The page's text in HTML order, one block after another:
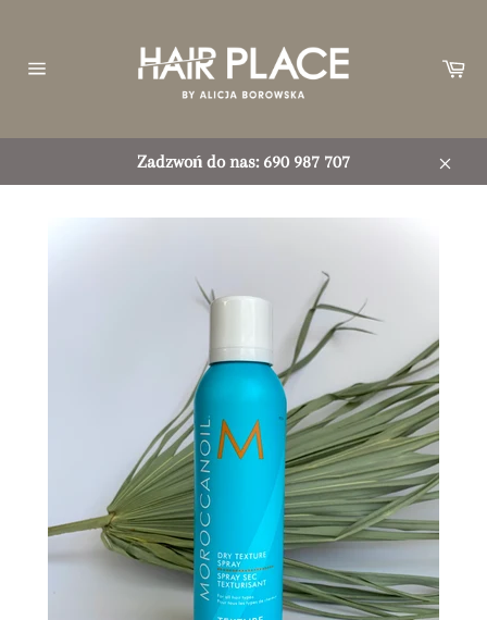
treści
Zadzwoń do nas: 690 987 707